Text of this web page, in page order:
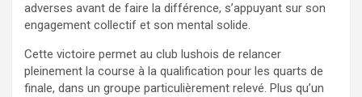
adverses avant de faire la différence, s’appuyant sur son
engagement collectif et son mental solide.
Cette victoire permet au club lushois de relancer
pleinement la course à la qualification pour les quarts de
finale, dans un groupe particulièrement relevé. Plus qu’un